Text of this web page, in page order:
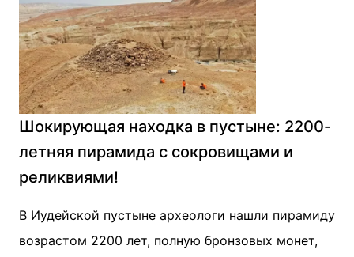
Шокирующая находка в пустыне: 2200-
летняя пирамида с сокровищами и
реликвиями!
В Иудейской пустыне археологи нашли пирамиду
возрастом 2200 лет, полную бронзовых монет,